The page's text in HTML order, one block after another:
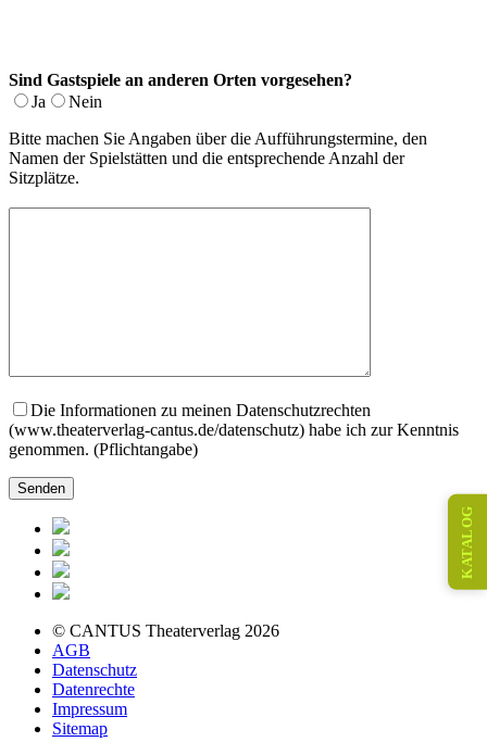
Sind Gastspiele an anderen Orten vorgesehen?
Ja
Nein
Bitte machen Sie Angaben über die Aufführungstermine, den
Namen der Spielstätten und die entsprechende Anzahl der
Sitzplätze.
Die Informationen zu meinen Datenschutzrechten
(www.theaterverlag-cantus.de/datenschutz) habe ich zur Kenntnis
genommen. (Pflichtangabe)
© CANTUS Theaterverlag 2026
AGB
Datenschutz
Datenrechte
Impressum
Sitemap
KATALOG